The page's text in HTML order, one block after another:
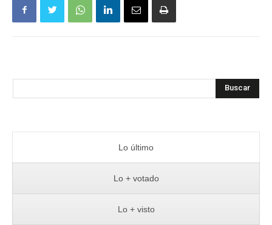
Buscar
Lo último
Lo + votado
Lo + visto